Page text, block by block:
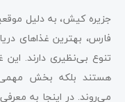
جزیره کیش، به دلیل
فارس، بهترین غذاهای
تنوع بی‌نظیری دارند.
هستند بلکه بخش
می‌روند. در اینجا به